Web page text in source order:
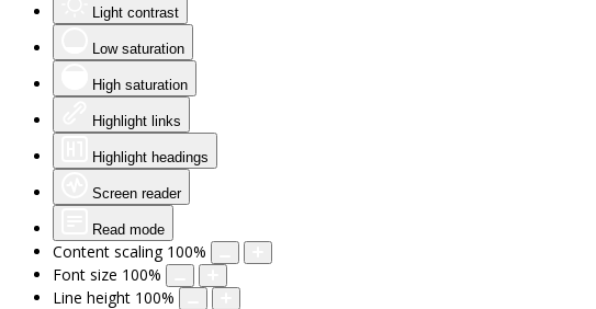
Light contrast
Low saturation
High saturation
Highlight links
Highlight headings
Screen reader
Read mode
Content scaling 100%
Font size 100%
Line height 100%